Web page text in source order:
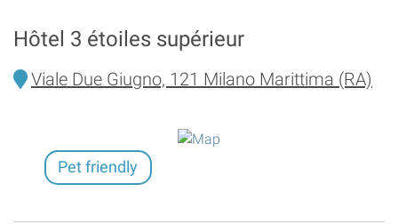
Hôtel 3 étoiles supérieur
Viale Due Giugno, 121 Milano Marittima (RA)
Pet friendly